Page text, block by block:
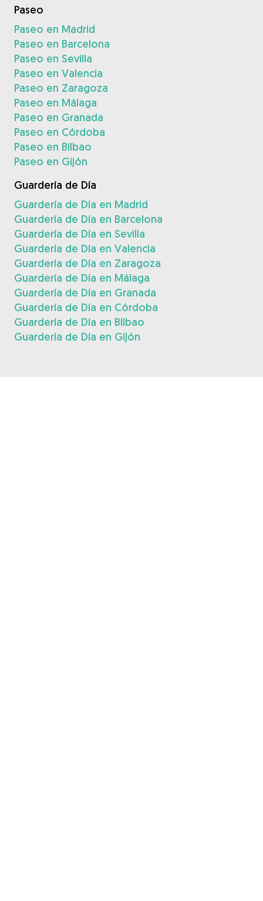
Paseo
Paseo en Madrid
Paseo en Barcelona
Paseo en Sevilla
Paseo en Valencia
Paseo en Zaragoza
Paseo en Málaga
Paseo en Granada
Paseo en Córdoba
Paseo en Bilbao
Paseo en Gijón
Guardería de Día
Guardería de Día en Madrid
Guardería de Día en Barcelona
Guardería de Día en Sevilla
Guardería de Día en Valencia
Guardería de Día en Zaragoza
Guardería de Día en Málaga
Guardería de Día en Granada
Guardería de Día en Córdoba
Guardería de Día en Bilbao
Guardería de Día en Gijón